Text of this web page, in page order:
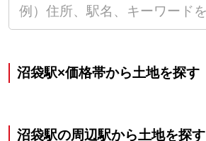
沼袋駅×価格帯から土地を探す
沼袋駅の周辺駅から土地を探す